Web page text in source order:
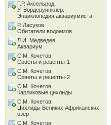
Г.Р. Аксельрод,
У. Вордеруинклер.
Энциклопедия аквариумиста
Р. Ласуков.
Обитатели водоемов
Л.И. Медведев.
Аквариум
С.М. Кочетов.
Советы и рецепты-1
С.М. Кочетов.
Советы и рецепты-2
С.М. Кочетов.
Карликовые цихлиды
С.М. Кочетов.
Цихлиды Великих Африканских
озер
С.М. Кочетов.